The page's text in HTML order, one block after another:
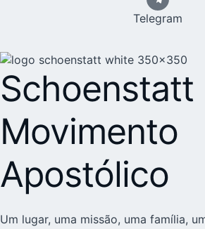
Telegram
Schoenstatt
Movimento
Apostólico
Um lugar, uma missão, uma família,